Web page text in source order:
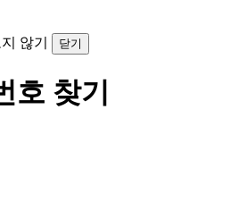
않기 닫기
호 찾기